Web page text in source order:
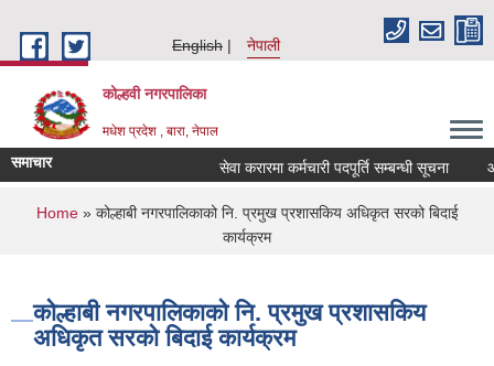
English
नेपाली
कोल्हवी नगरपालिका
मधेश प्रदेश , बारा, नेपाल
समाचार सेवा करारमा कर्मचारी पदपूर्ति सम्बन्धी सूचना आ.
You are here
Home» कोल्हाबी नगरपालिकाको नि. प्रमुख प्रशासकिय अधिकृत सरको बिदाई
कार्यक्रम
कोल्हाबी नगरपालिकाको नि. प्रमुख प्रशासकिय
अधिकृत सरको बिदाई कार्यक्रम